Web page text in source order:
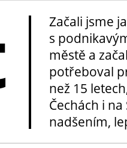
Začali jsme
s
městě a
potřeboval
než 15
Čechách i
nadšením,